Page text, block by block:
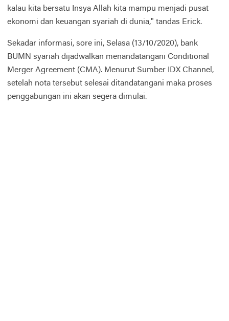
kalau kita bersatu Insya Allah kita mampu menjadi pusat
ekonomi dan keuangan syariah di dunia," tandas Erick.
Sekadar informasi, sore ini, Selasa (13/10/2020), bank
BUMN syariah dijadwalkan menandatangani Conditional
Merger Agreement (CMA). Menurut Sumber IDX Channel,
setelah nota tersebut selesai ditandatangani maka proses
penggabungan ini akan segera dimulai.